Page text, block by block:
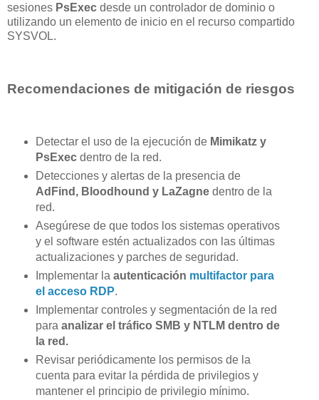
sesiones PsExec desde un controlador de dominio o
utilizando un elemento de inicio en el recurso compartido
SYSVOL.
Recomendaciones de mitigación de riesgos
Detectar el uso de la ejecución deMimikatz y
PsExecdentro de la red.
Detecciones y alertas de la presencia de
AdFind, Bloodhound y LaZagnedentro de la
red.
Asegúrese de que todos los sistemas operativos
y el software estén actualizados con las últimas
actualizaciones y parches de seguridad.
Implementar la autenticación multifactor para
el acceso RDP.
Implementar controles y segmentación de la red
para analizar el tráfico SMB y NTLM dentro de
la red.
Revisar periódicamente los permisos de la
cuenta para evitar la pérdida de privilegios y
mantener el principio de privilegio mínimo.